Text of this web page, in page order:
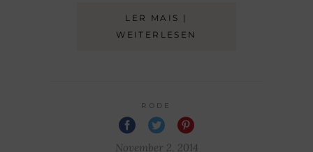
LER MAIS |
WEITERLESEN
RODE
November 2, 2014